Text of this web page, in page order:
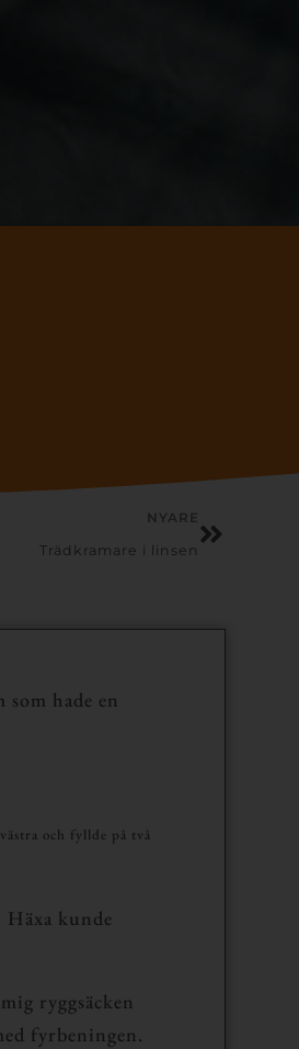
NYARE
Trädkramare i linsen
hade en
och fyllde på två
Häxa kunde
ryggsäcken
fyrbeningen.